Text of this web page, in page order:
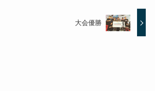
大会優勝